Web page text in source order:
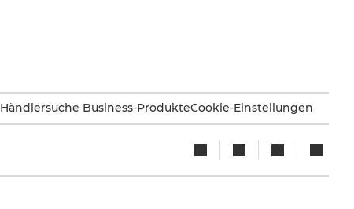
Händlersuche Business-ProdukteCookie-Einstellungen